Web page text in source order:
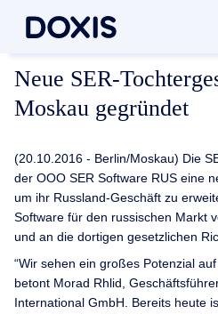
Neue SER-
Moskau gegründet
(20.10.2016 - Berlin/Moskau) Die
der OOO SER Software RUS eine
um ihr Russland-Geschäft zu
Software für den russischen Markt
und an die dortigen gesetzlichen
“Wir sehen ein großes Potenzial
betont Morad Rhlid,
International GmbH. Bereits heute